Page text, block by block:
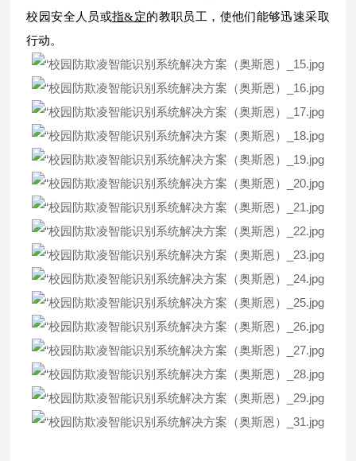
校园安全人员或指&定的教职员工，使他们能够迅速采取
行动。